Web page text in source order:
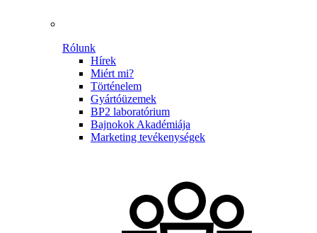
Rólunk
Hírek
Miért mi?
Történelem
Gyártóüzemek
BP2 laboratórium
Bajnokok Akadémiája
Marketing tevékenységek